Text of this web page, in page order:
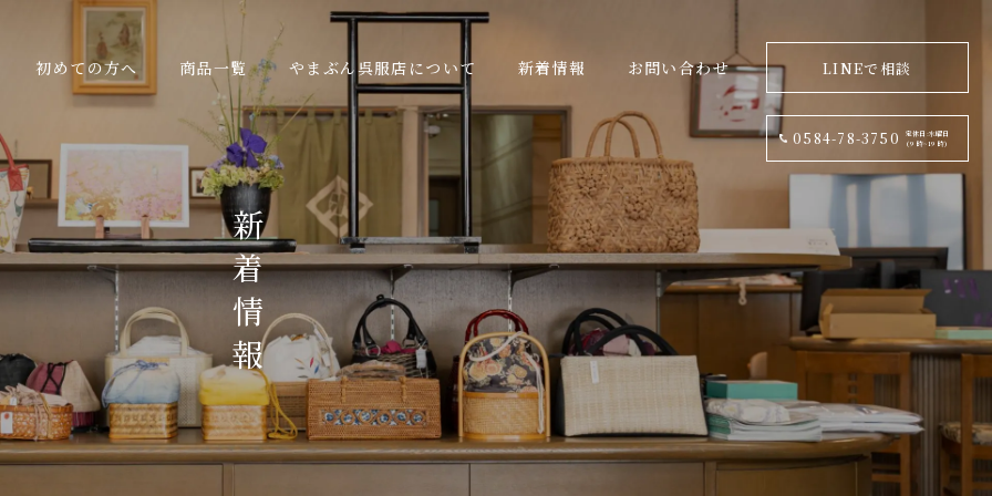
初めての方へ 商品一覧 やまぶん呉服店について 新着情報 お問い合わせ LINEで相談
0584-78-3750
定休日:水曜日
(9 時~19 時)
新
着
情
報